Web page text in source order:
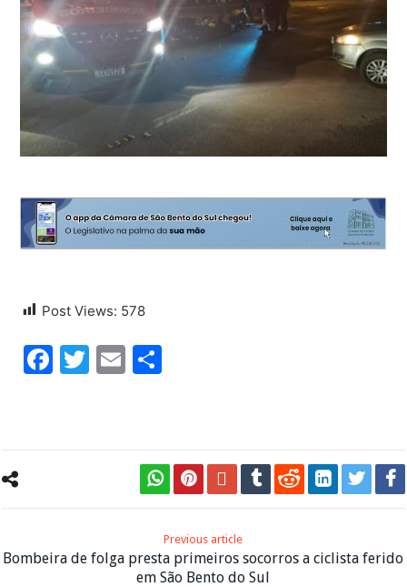
Post Views: 578
Facebook
Twitter
Email
Previous article
Bombeira de folga presta primeiros socorros a ciclista ferido
em São Bento do Sul